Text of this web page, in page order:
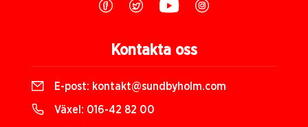
Kontakta oss
E-post: kontakt@sundbyholm.com
Växel: 016-42 82 00